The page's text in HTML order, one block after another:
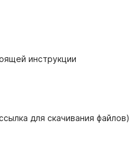
инструкции
для скачивания файлов)